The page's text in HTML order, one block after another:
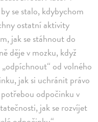
se stalo, kdybychom
ostatní aktivity
jak se stáhnout do
děje v mozku, když
od volného
jak si uchránit právo
odpočinku v
jak se rozvíjet